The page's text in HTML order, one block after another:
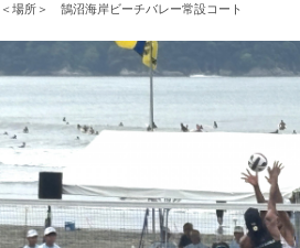
＜場所＞ 鵠沼海岸ビーチバレー常設コート